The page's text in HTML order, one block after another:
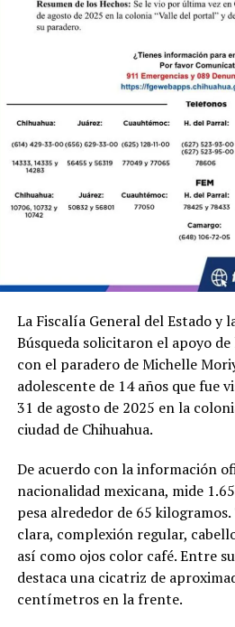
La Fiscalía General del Estado y
Búsqueda solicitaron el apoyo
con el paradero de Michelle
adolescente de 14 años que fue
31 de agosto de 2025 en la
ciudad de Chihuahua.
De acuerdo con la información
nacionalidad mexicana, mide
pesa alrededor de 65
clara, complexión regular,
así como ojos color café. Entre
destaca una cicatriz de
centímetros en la frente.